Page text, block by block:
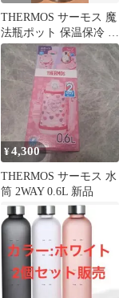
THERMOS サーモス 魔
法瓶ポット 保温保冷 ス
テンレス製 2L
¥4,300
THERMOS サーモス 水
筒 2WAY 0.6L 新品